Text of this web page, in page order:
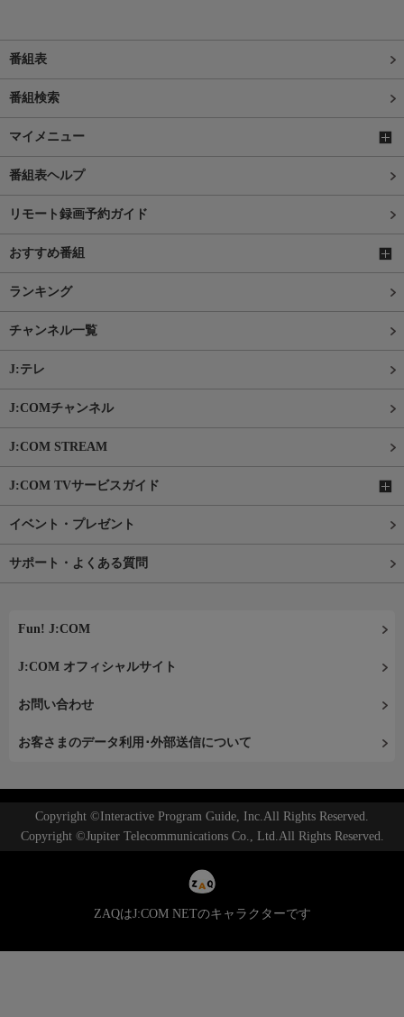
番組表
番組検索
マイメニュー
番組表ヘルプ
リモート録画予約ガイド
おすすめ番組
ランキング
チャンネル一覧
J:テレ
J:COMチャンネル
J:COM STREAM
J:COM TVサービスガイド
イベント・プレゼント
サポート・よくある質問
Fun! J:COM
J:COM オフィシャルサイト
お問い合わせ
お客さまのデータ利用･外部送信について
Copyright ©Interactive Program Guide, Inc.All Rights Reserved.
Copyright ©Jupiter Telecommunications Co., Ltd.All Rights Reserved.
ZAQはJ:COM NETのキャラクターです